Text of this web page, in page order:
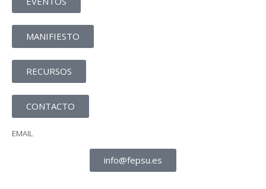
MANIFIESTO
RECURSOS
CONTACTO
EMAIL
info@fepsu.es